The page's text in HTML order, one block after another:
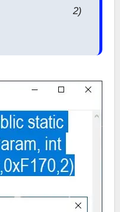
2)